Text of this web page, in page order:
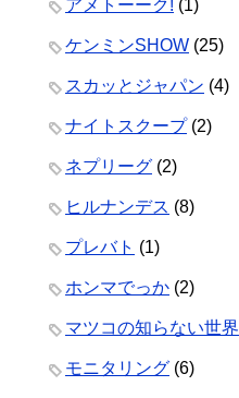
アメトーーク! (1)
ケンミンSHOW (25)
スカッとジャパン (4)
ナイトスクープ(2)
ネプリーグ (2)
ヒルナンデス (8)
プレバト (1)
ホンマでっか (2)
マツコの知らない世界
モニタリング (6)